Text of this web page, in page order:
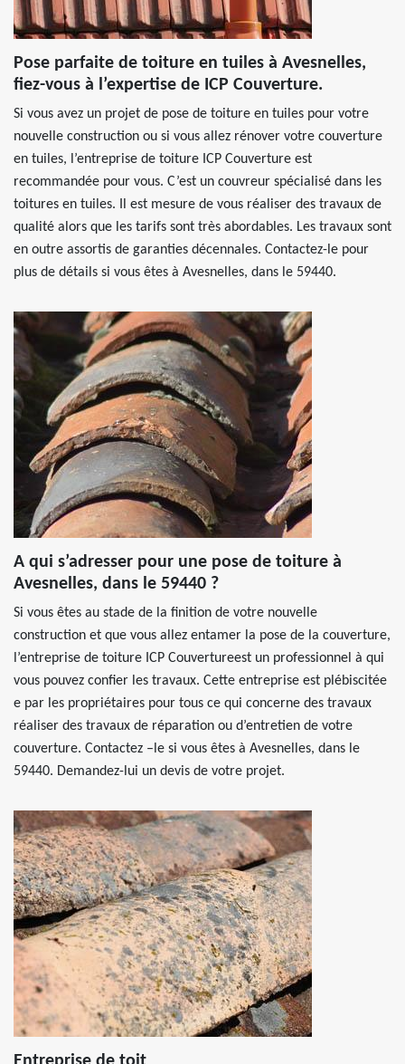
Pose parfaite de toiture en tuiles à Avesnelles,
fiez-vous à l’expertise de ICP Couverture.
Si vous avez un projet de pose de toiture en tuiles pour votre
nouvelle construction ou si vous allez rénover votre couverture
en tuiles, l’entreprise de toiture ICP Couverture est
recommandée pour vous. C’est un couvreur spécialisé dans les
toitures en tuiles. Il est mesure de vous réaliser des travaux de
qualité alors que les tarifs sont très abordables. Les travaux sont
en outre assortis de garanties décennales. Contactez-le pour
plus de détails si vous êtes à Avesnelles, dans le 59440.
A qui s’adresser pour une pose de toiture à
Avesnelles, dans le 59440 ?
Si vous êtes au stade de la finition de votre nouvelle
construction et que vous allez entamer la pose de la couverture,
l’entreprise de toiture ICP Couvertureest un professionnel à qui
vous pouvez confier les travaux. Cette entreprise est plébiscitée
e par les propriétaires pour tous ce qui concerne des travaux
réaliser des travaux de réparation ou d’entretien de votre
couverture. Contactez –le si vous êtes à Avesnelles, dans le
59440. Demandez-lui un devis de votre projet.